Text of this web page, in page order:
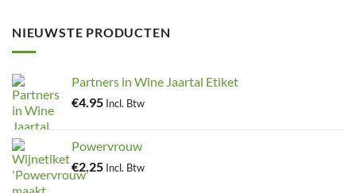
NIEUWSTE PRODUCTEN
Partners in Wine Jaartal Etiket
€4.95 Incl. Btw
Powervrouw
€2.25 Incl. Btw